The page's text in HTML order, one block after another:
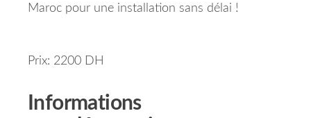
Maroc pour une installation sans délai !
Prix: 2200 DH
Informations